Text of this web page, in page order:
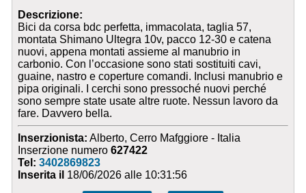
Descrizione:
Bici da corsa bdc perfetta, immacolata, taglia 57,
montata Shimano Ultegra 10v, pacco 12-30 e catena
nuovi, appena montati assieme al manubrio in
carbonio. Con l’occasione sono stati sostituiti cavi,
guaine, nastro e coperture comandi. Inclusi manubrio e
pipa originali. I cerchi sono pressoché nuovi perché
sono sempre state usate altre ruote. Nessun lavoro da
fare. Davvero bella.
Inserzionista: Alberto, Cerro Mafggiore - Italia
Inserzione numero627422
Tel:3402869823
Inserita il 18/06/2026 alle 10:31:56